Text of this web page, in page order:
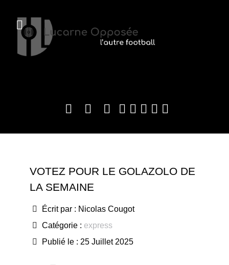
VOTEZ POUR LE GOLAZOLO DE
LA SEMAINE
Écrit par : Nicolas Cougot
Catégorie : express
Publié le : 25 Juillet 2025